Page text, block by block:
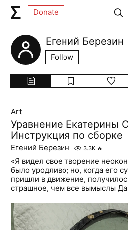
Donate
Егений Березин
Follow
Art
Уравнение Екатерины
Инструкция по сборке
Егений Березин 3.3K 🔥
«Я видел свое творение
было уродливо; но, когда его
пришли в движение,
страшное, чем все вымыслы